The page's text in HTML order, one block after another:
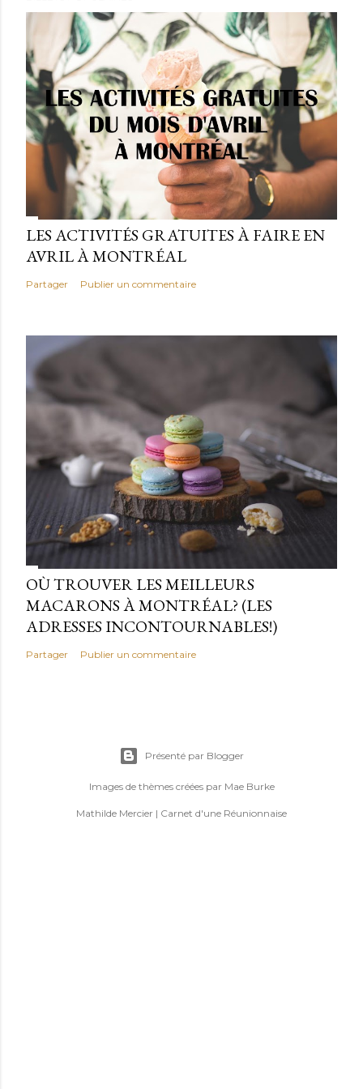
LES ACTIVITÉS GRATUITES À FAIRE EN
AVRIL À MONTRÉAL
Partager Publier un commentaire
OÙ TROUVER LES MEILLEURS
MACARONS À MONTRÉAL? (LES
ADRESSES INCONTOURNABLES!)
Partager Publier un commentaire
Présenté par Blogger
Images de thèmes créées par Mae Burke
Mathilde Mercier | Carnet d'une Réunionnaise